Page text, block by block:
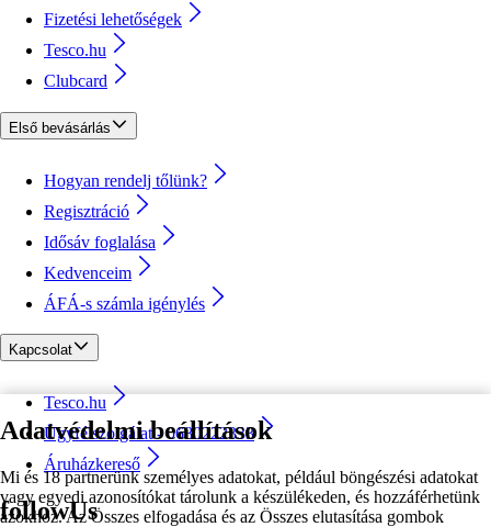
Adatvédelmi beállítások
Mi és 18 partnerünk személyes adatokat, például böngészési adatokat
vagy egyedi azonosítókat tárolunk a készülékeden, és hozzáférhetünk
azokhoz. Az Összes elfogadása és az Összes elutasítása gombok
Fizetési lehetőségek
Tesco.hu
Clubcard
Első bevásárlás
Hogyan rendelj tőlünk?
Regisztráció
Idősáv foglalása
Kedvenceim
ÁFÁ-s számla igénylés
Kapcsolat
Tesco.hu
Ügyfélszolgálat - 0680222333
Áruházkereső
followUs